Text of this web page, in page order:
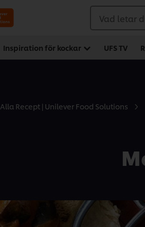
Vad letar
Inspiration för kockar UFS TV
Alla Recept | Unilever Food Solutions